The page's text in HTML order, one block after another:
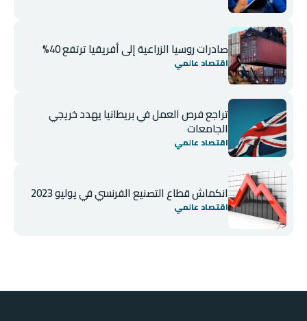
صادرات روسيا الزراعية إلى أفريقيا ترتفع 40%
اقتصاد عالمي
تراجع فرص العمل في بريطانيا يهدد خريجي
الجامعات
اقتصاد عالمي
انكماش قطاع التصنيع الفرنسي في يوليو 2023
اقتصاد عالمي